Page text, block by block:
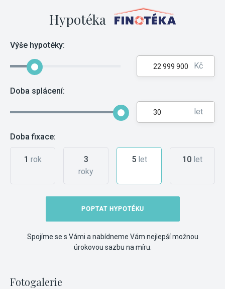
Hypotéka
Výše hypotéky:
Kč
Doba splácení:
let
Doba fixace:
1 rok
3
roky
5let 10 let
POPTAT HYPOTÉKU
Spojíme se s Vámi a nabídneme Vám nejlepší možnou
úrokovou sazbu na míru.
Fotogalerie